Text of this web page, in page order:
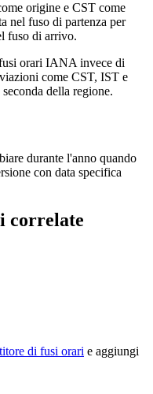
origine e CST come
nel fuso di partenza per
fuso di arrivo.
orari IANA invece di
come CST, IST e
della regione.
durante l'anno quando
con data specifica
correlate
di fusi orari e aggiungi